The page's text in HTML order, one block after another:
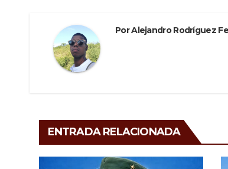
PorAlejandro Rodríguez
ENTRADA RELACIONADA